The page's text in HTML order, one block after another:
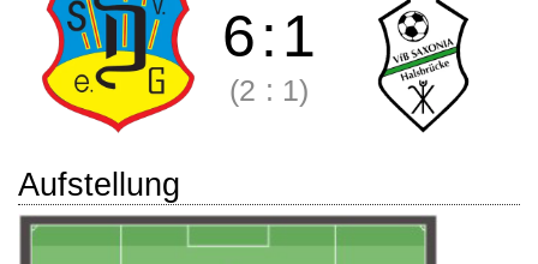
6:1
(2 : 1)
Aufstellung